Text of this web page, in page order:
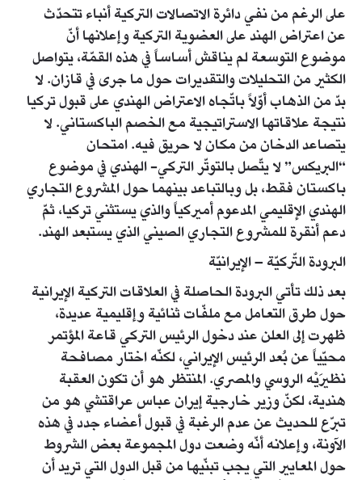
على الرغم من نفي دائرة الاتصالات التركية أنباء تتحدّث
عن اعتراض الهند على العضوية التركية وإعلانها أنّ
موضوع التوسعة لم يناقش أساساً في هذه القمّة، يتواصل
الكثير من التحليلات والتقديرات حول ما جرى في قازان. لا
بدّ من الذهاب أوّلاً باتّجاه الاعتراض الهندي على قبول تركيا
نتيجة علاقاتها الاستراتيجية مع الخصم الباكستاني. لا
يتصاعد الدخان من مكان لا حريق فيه. امتحان
“البريكس” لا يتّصل بالتوتّر التركي- الهندي في موضوع
باكستان فقط، بل وبالتباعد بينهما حول المشروع التجاري
الهندي الإقليمي المدعوم أميركياً والذي يستثني تركيا، ثمّ
دعم أنقرة للمشروع التجاري الصيني الذي يستبعد الهند.
البرودة التّركيّة – الإيرانيّة
بعد ذلك تأتي البرودة الحاصلة في العلاقات التركية الإيرانية
حول طرق التعامل مع ملفّات ثنائية وإقليمية عديدة،
ظهرت إلى العلن عند دخول الرئيس التركي قاعة المؤتمر
محيّياً عن بُعد الرئيس الإيراني، لكنّه اختار مصافحة
نظيرَيْه الروسي والمصري. المنتظر هو أن تكون العقبة
هندية، لكنّ وزير خارجية إيران عباس عراقتشي هو من
تبرّع للحديث عن عدم الرغبة في قبول أعضاء جدد في هذه
الآونة، وإعلانه أنّه وضعت دول المجموعة بعض الشروط
حول المعايير التي يجب تبنّيها من قبل الدول التي تريد أن